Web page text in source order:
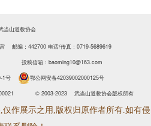
当山道教协会
宫 邮编：442700 电话/传真：0719-5689619
投稿信箱：baoming10@163.com
1号
鄂公网安备42039002000125号
© 2003-2023 武当山道教协会版权所有
作展示之用,版权归原作者所有.如有侵